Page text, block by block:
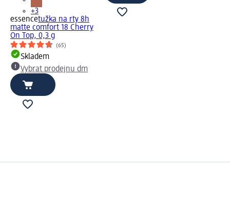
+3
essencetužka na rty 8h
matte comfort 18 Cherry
On Top, 0,3 g
(65)
Skladem
Vybrat prodejnu dm